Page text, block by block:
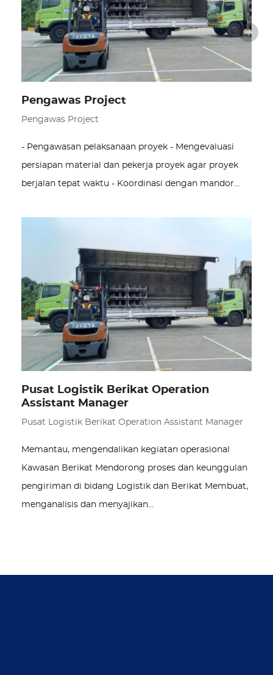
Pengawas Project
Pengawas Project
- Pengawasan pelaksanaan proyek - Mengevaluasi
persiapan material dan pekerja proyek agar proyek
berjalan tepat waktu - Koordinasi dengan mandor…
Pusat Logistik Berikat Operation
Assistant Manager
Pusat Logistik Berikat Operation Assistant Manager
Memantau, mengendalikan kegiatan operasional
Kawasan Berikat Mendorong proses dan keunggulan
pengiriman di bidang Logistik dan Berikat Membuat,
menganalisis dan menyajikan…